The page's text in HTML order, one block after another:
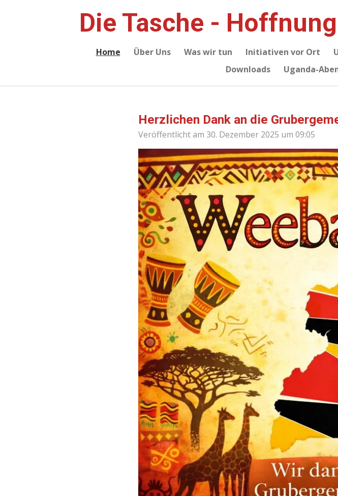
Die Tasche -
Home Über Uns Was wir tun Initiativen vor Ort
Downloads
Uganda-
Herzlichen Dank an die
Veröffentlicht am 30. Dezember 2025 um 09:05